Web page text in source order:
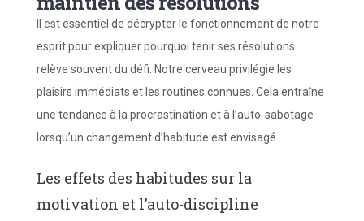
Il est essentiel de décrypter le fonctionnement de notre
esprit pour expliquer pourquoi tenir ses résolutions
relève souvent du défi. Notre cerveau privilégie les
plaisirs immédiats et les routines connues. Cela entraîne
une tendance à la procrastination et à l’auto-sabotage
lorsqu’un changement d’habitude est envisagé.
Les effets des habitudes sur la
motivation et l’auto-discipline